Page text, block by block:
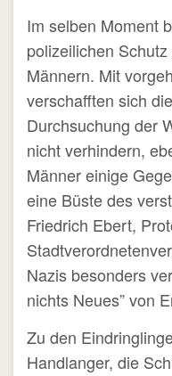
Im selben Moment
polizeilichen
Männern. Mit
verschafften sich
Durchsuchung der
nicht verhindern,
Männer einige
eine Büste des
Friedrich Ebert,
Nazis besonders
nichts Neues” von
Zu den
Handlanger, die